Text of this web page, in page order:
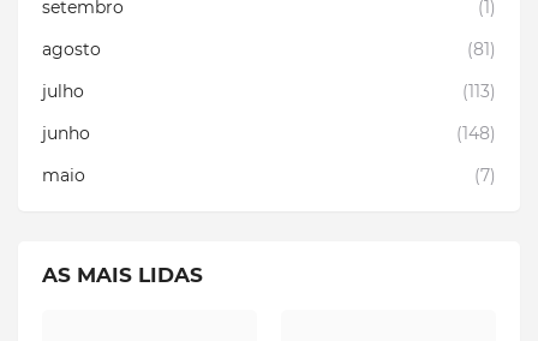
setembro
(1)
agosto
(81)
julho
(113)
junho
(148)
maio
(7)
AS MAIS LIDAS